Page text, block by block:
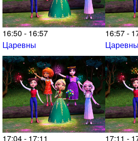
16:50 - 16:57
Царевны
16:57 -
Царевны
17:04 - 17:11 17:11 -